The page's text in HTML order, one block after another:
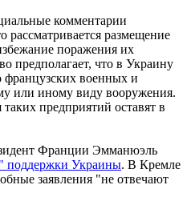
комментарии
размещение
поражения их
предполагает, что в Украину
французских военных и
или иному виду вооружения.
предприятий оставят в
Франции Эмманюэль
поддержки Украины. В Кремле
заявления "не отвечают